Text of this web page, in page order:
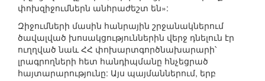
փոխզիջումներն անհրաժեշտ են»:
Զիջումների մասին հանրային շրջանակներում
ծավալված խոսակցություններին վերջ դնելուն էր
ուղղված նաև ՀՀ փոխարտգործնախարարի՝
լրագրողների հետ հանդիպմանը հնչեցրած
հայտարարությունը: Այս պայմաններում, երբ